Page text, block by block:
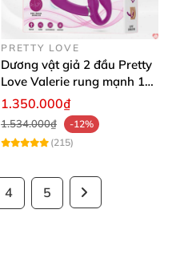
PRETTY LOVE
Dương vật giả 2 đầu Pretty
Love Valerie rung mạnh 12
chế độ thăng hoa
1.350.000₫
1.534.000₫
-12%
(215)
4 5